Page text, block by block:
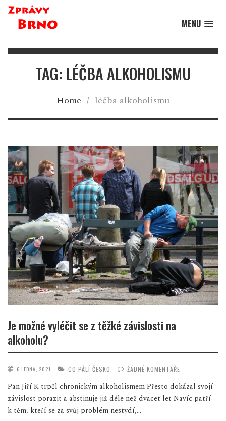
MENU
TAG: LÉČBA ALKOHOLISMU
Home / léčba alkoholismu
Je možné vyléčit se z těžké závislosti na
alkoholu?
6 LEDNA, 2021 CO PÁLÍ ČESKO ŽÁDNÉ KOMENTÁŘE
Pan Jiří K trpěl chronickým alkoholismem Přesto dokázal svojí
závislost porazit a abstinuje již déle než dvacet let Navíc patří
k těm, kteří se za svůj problém nestydí,...